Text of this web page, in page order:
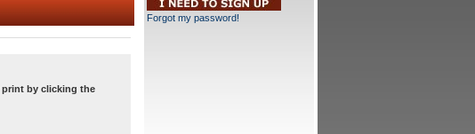
by clicking the
Forgot my password!